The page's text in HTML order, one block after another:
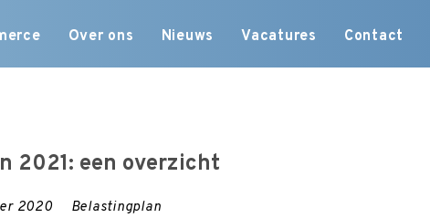
Over ons Nieuws Vacatures Contact
2021: een overzicht
2020 Belastingplan